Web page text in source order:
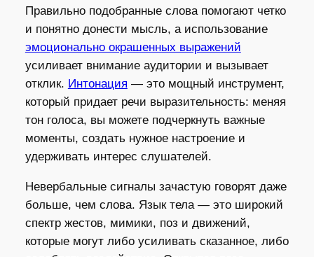
Правильно подобранные слова помогают четко
и понятно донести мысль, а использование
эмоционально окрашенных выражений
усиливает внимание аудитории и вызывает
отклик. Интонация — это мощный инструмент,
который придает речи выразительность: меняя
тон голоса, вы можете подчеркнуть важные
моменты, создать нужное настроение и
удерживать интерес слушателей.
Невербальные сигналы зачастую говорят даже
больше, чем слова. Язык тела — это широкий
спектр жестов, мимики, поз и движений,
которые могут либо усиливать сказанное, либо